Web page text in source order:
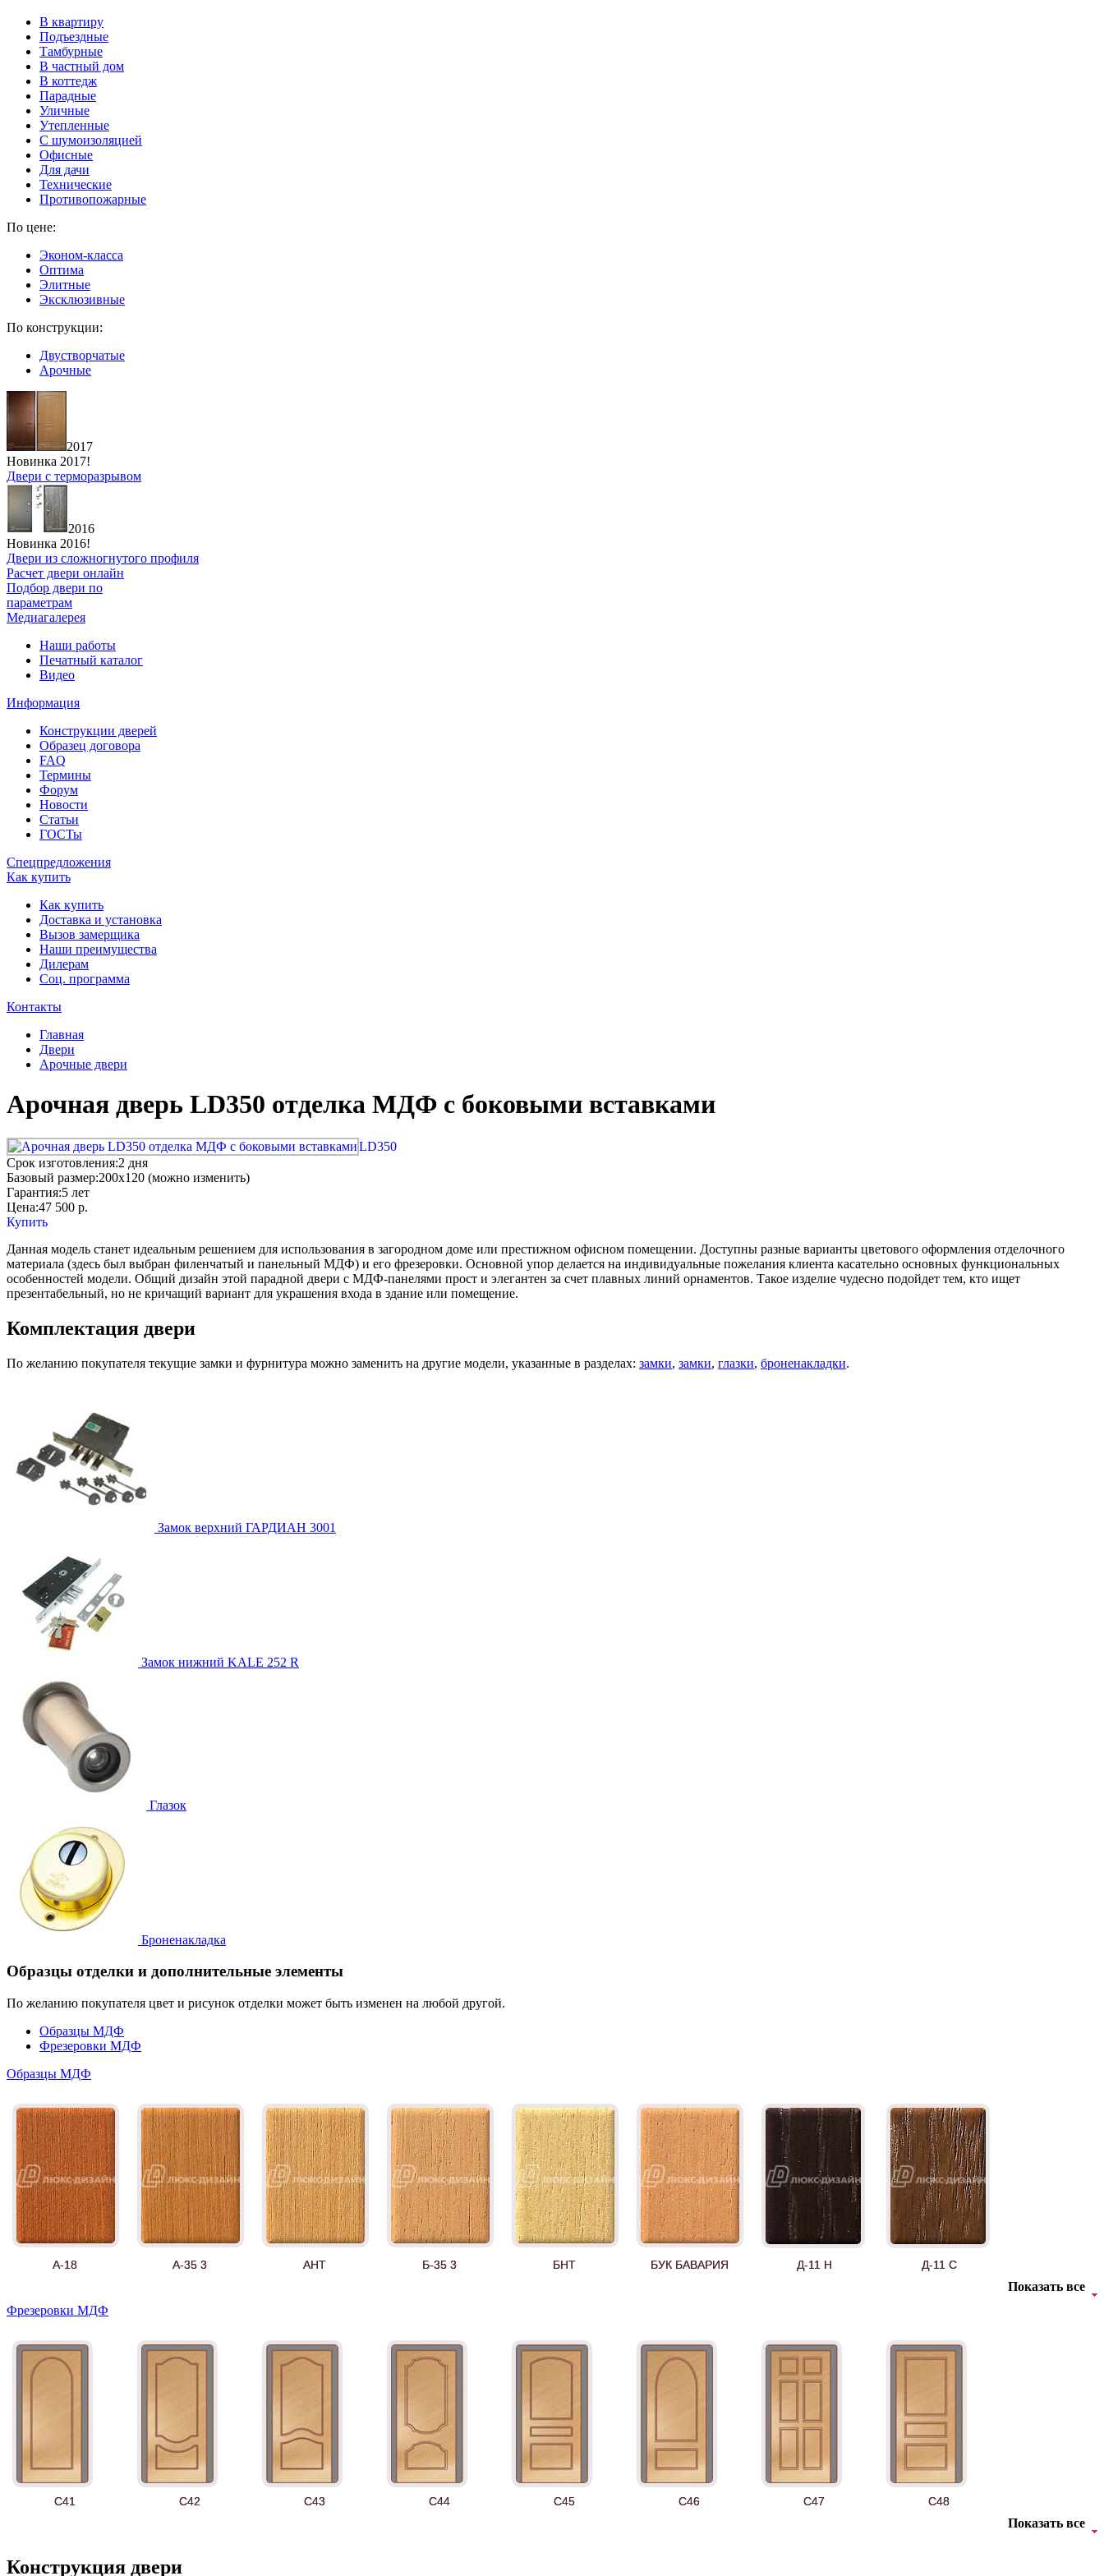
В квартиру
Подъездные
Тамбурные
В частный дом
В коттедж
Парадные
Уличные
Утепленные
C шумоизоляцией
Офисные
Для дачи
Технические
Противопожарные
По цене:
Эконом-класса
Оптима
Элитные
Эксклюзивные
По конструкции:
Двустворчатые
Арочные
2017
Новинка 2017!
Двери с терморазрывом
2016
Новинка 2016!
Двери из сложногнутого профиля
Расчет двери онлайн
Подбор двери по
параметрам
Медиагалерея
Наши работы
Печатный каталог
Видео
Информация
Конструкции дверей
Образец договора
FAQ
Термины
Форум
Новости
Статьи
ГОСТы
Спецпредложения
Как купить
Как купить
Доставка и установка
Вызов замерщика
Наши преимущества
Дилерам
Соц. программа
Контакты
Главная
Двери
Арочные двери
Арочная дверь LD350 отделка МДФ с боковыми вставками
LD350
Срок изготовления:2 дня
Базовый размер:200x120 (можно изменить)
Гарантия:5 лет
Цена:47 500 р.
Купить
Данная модель станет идеальным решением для использования в загородном доме или престижном офисном помещении. Доступны разные варианты цветового оформления отделочного
материала (здесь был выбран филенчатый и панельный МДФ) и его фрезеровки. Основной упор делается на индивидуальные пожелания клиента касательно основных функциональных
особенностей модели. Общий дизайн этой парадной двери с МДФ-панелями прост и элегантен за счет плавных линий орнаментов. Такое изделие чудесно подойдет тем, кто ищет
презентабельный, но не кричащий вариант для украшения входа в здание или помещение.
Комплектация двери
По желанию покупателя текущие замки и фурнитура можно заменить на другие модели, указанные в разделах: замки, замки, глазки, броненакладки.
Замок верхний ГАРДИАН 3001
Замок нижний KALE 252 R
Глазок
Броненакладка
Образцы отделки и дополнительные элементы
По желанию покупателя цвет и рисунок отделки может быть изменен на любой другой.
Образцы МДФ
Фрезеровки МДФ
Образцы МДФ
А-18 А-35 3 АНТ Б-35 3 БНТ БУК БАВАРИЯ Д-11 Н Д-11 С
Д-15 60 Д-35 Н Д-35 С Д-35 СС Д-36 Н
Показать все
Фрезеровки МДФ
C41 C42 C43 C44 C45 C46 C47 C48
Показать все
Конструкция двери